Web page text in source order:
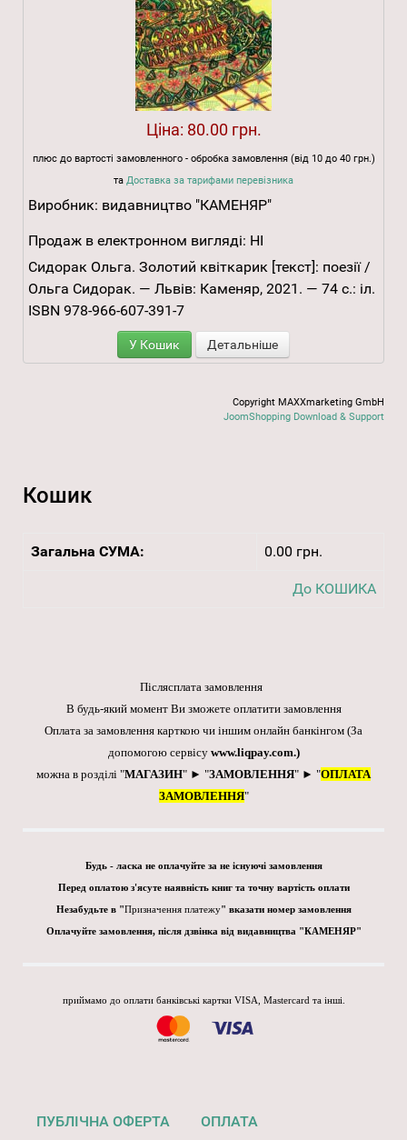
Ціна: 80.00 грн.
плюс до вартості замовленного - обробка замовлення (від 10 до 40 грн.)
та Доставка за тарифами перевізника
Виробник: видавництво "КАМЕНЯР"
Продаж в електронном вигляді: НІ
Сидорак Ольга. Золотий квіткарик [текст]: поезії /
Ольга Сидорак. — Львів: Каменяр, 2021. — 74 с.: іл.
ISBN 978-966-607-391-7
У Кошик Детальніше
Copyright MAXXmarketing GmbH
JoomShopping Download & Support
Кошик
Загальна СУМА: 0.00 грн.
До КОШИКА
Післясплата замовлення
В будь-який момент Ви зможете оплатити замовлення
Оплата за замовлення карткою чи іншим онлайн банкінгом (За
допомогою сервісу www.liqpay.com.)
можна в розділі "МАГАЗИН" ► "ЗАМОВЛЕННЯ" ► "ОПЛАТА
ЗАМОВЛЕННЯ"
Будь - ласка не оплачуйте за не існуючі замовлення
Перед оплатою з'ясуте наявність книг та точну вартість оплати
Незабудьте в "Призначення платежу" вказати номер замовлення
Оплачуйте замовлення, після дзвінка від видавництва "КАМЕНЯР"
приймамо до оплати банківські картки VISA, Mastercard та інші.
ПУБЛІЧНА ОФЕРТА ОПЛАТА